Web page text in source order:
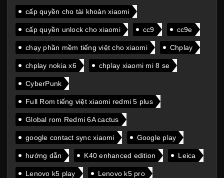
cấp quyền cho tài khoản xiaomi
cấp quyền unlock cho xiaomi cc9 cc9e
chạy phần mềm tiếng việt cho xiaomi Chplay
chplay nokia x6 chplay xiaomi mi 8 se
CyberPunk
Full Rom tiếng việt xiaomi redmi 5 plus
Global rom Redmi 6A cactus
google contact sync xiaomi Google play
hướng dẫn K40 enhanced edition Leica
Lenovo k5 play Lenovo k5 pro